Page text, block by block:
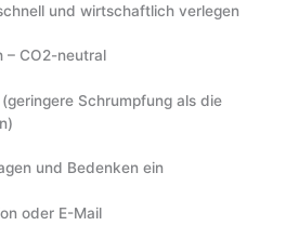
und wirtschaftlich verlegen
– CO2-neutral
Schrumpfung als die
und Bedenken ein
oder E-Mail